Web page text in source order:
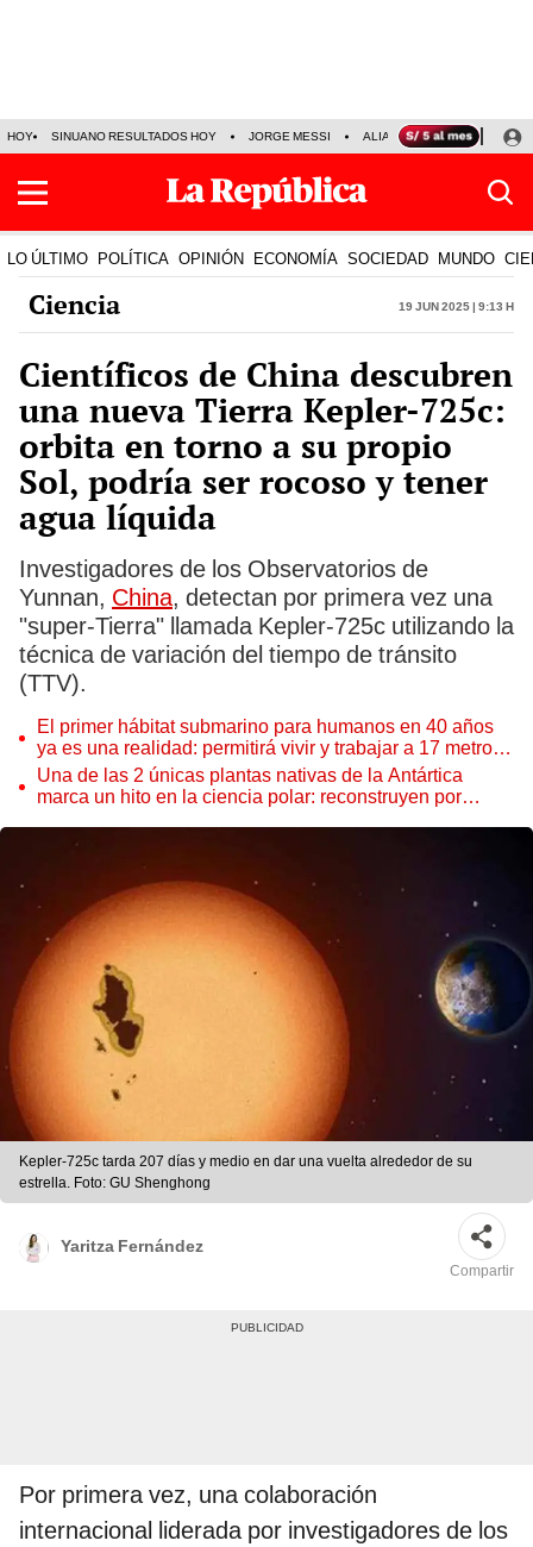
HOY SINUANO RESULTADOS HOY JORGE MESSI ALIANZA LIMA VS SPORT
LO ÚLTIMO POLÍTICA OPINIÓN ECONOMÍA SOCIEDAD MUNDO
Ciencia 19 Jun 2025 | 9:13 h
Científicos de China descubren
una nueva Tierra Kepler-725c:
orbita en torno a su propio
Sol, podría ser rocoso y tener
agua líquida
Investigadores de los Observatorios de
Yunnan, China, detectan por primera vez una
"super-Tierra" llamada Kepler-725c utilizando la
técnica de variación del tiempo de tránsito
(TTV).
El primer hábitat submarino para humanos en 40 años
ya es una realidad: permitirá vivir y trabajar a 17 metros
de profundidad
Una de las 2 únicas plantas nativas de la Antártica
marca un hito en la ciencia polar: reconstruyen por
Kepler-725c tarda 207 días y medio en dar una vuelta alrededor de su
estrella. Foto: GU Shenghong
Yaritza Fernández
Compartir
Por primera vez, una colaboración
internacional liderada por investigadores de los